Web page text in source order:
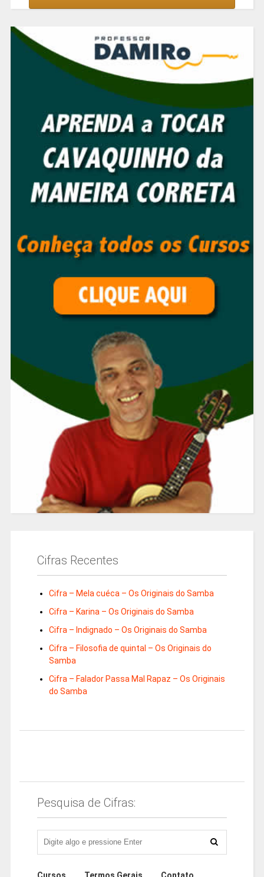
Cifras Recentes
Cifra – Mela cuéca – Os Originais do Samba
Cifra – Karina – Os Originais do Samba
Cifra – Indignado – Os Originais do Samba
Cifra – Filosofia de quintal – Os Originais do
Samba
Cifra – Falador Passa Mal Rapaz – Os Originais
do Samba
Pesquisa de Cifras:
Cursos Termos Gerais Contato